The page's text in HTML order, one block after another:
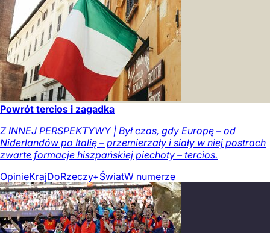
Powrót tercios i zagadka
Z INNEJ PERSPEKTYWY | Był czas, gdy Europę – od
Niderlandów po Italię – przemierzały i siały w niej postrach
zwarte formacje hiszpańskiej piechoty – tercios.
OpinieKrajDoRzeczy+ŚwiatW numerze